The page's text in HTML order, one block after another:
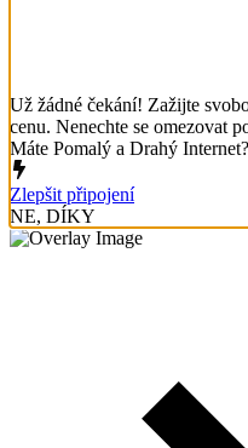
Už žádné čekání! Zažijte
cenu. Nenechte se omezovat
Máte Pomalý a Drahý
Zlepšit připojení
NE, DÍKY